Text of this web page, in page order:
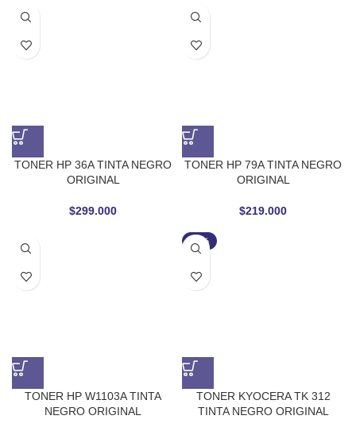
TONER HP 36A TINTA NEGRO
ORIGINAL
$299.000
TONER HP 79A TINTA NEGRO
ORIGINAL
$219.000
TONER HP W1103A TINTA
NEGRO ORIGINAL
-27%
TONER KYOCERA TK 312
TINTA NEGRO ORIGINAL